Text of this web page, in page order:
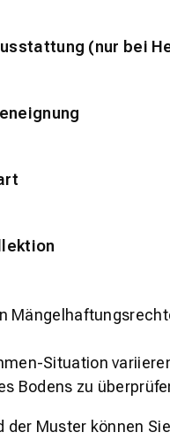
(nur bei
Situation
Bodens zu
Muster können